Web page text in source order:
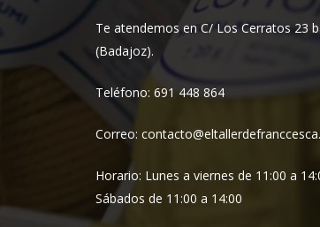
Te atendemos en C/ Los Cerratos 23
(Badajoz).
Teléfono: 691 448 864
Correo:
Horario: Lunes a viernes de 11:00 a
Sábados de 11:00 a 14:00